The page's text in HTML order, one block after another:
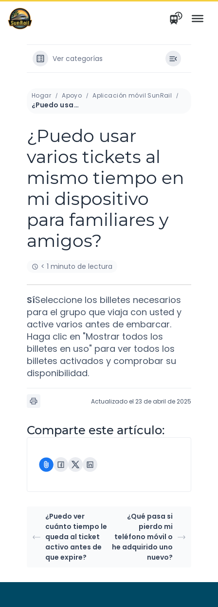
saltar
contenido
Ver categorías
Hogar Apoyo Aplicación móvil SunRail
¿Puedo usar varios tickets al mismo tiempo en mi dispositivo para familiares y amigos?
¿Puedo usar
varios tickets al
mismo tiempo en
mi dispositivo
para familiares y
amigos?
< 1 minuto de lectura
SíSeleccione los billetes necesarios
para el grupo que viaja con usted y
active varios antes de embarcar.
Haga clic en "Mostrar todos los
billetes en uso" para ver todos los
billetes activados y comprobar su
disponibilidad.
Actualizado el 23 de abril de 2025
Comparte este artículo:
¿Puedo ver
cuánto tiempo le
queda al ticket
activo antes de
que expire?
¿Qué pasa si
pierdo mi
teléfono móvil o
he adquirido uno
nuevo?